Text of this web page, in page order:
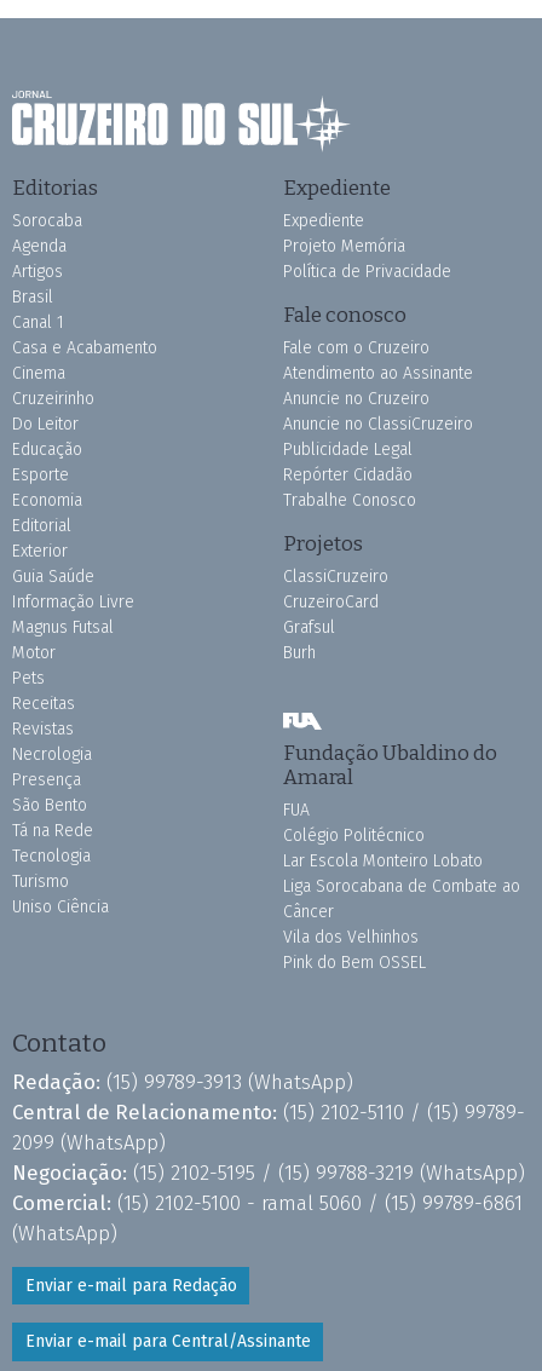
Editorias
Sorocaba
Agenda
Artigos
Brasil
Canal 1
Casa e Acabamento
Cinema
Cruzeirinho
Do Leitor
Educação
Esporte
Economia
Editorial
Exterior
Guia Saúde
Informação Livre
Magnus Futsal
Motor
Pets
Receitas
Revistas
Necrologia
Presença
São Bento
Tá na Rede
Tecnologia
Turismo
Uniso Ciência
Expediente
Expediente
Projeto Memória
Política de Privacidade
Fale conosco
Fale com o Cruzeiro
Atendimento ao Assinante
Anuncie no Cruzeiro
Anuncie no ClassiCruzeiro
Publicidade Legal
Repórter Cidadão
Trabalhe Conosco
Projetos
ClassiCruzeiro
CruzeiroCard
Grafsul
Burh
Fundação Ubaldino do
Amaral
FUA
Colégio Politécnico
Lar Escola Monteiro Lobato
Liga Sorocabana de Combate ao
Câncer
Vila dos Velhinhos
Pink do Bem OSSEL
Contato
Redação: (15) 99789-3913 (WhatsApp)
Central de Relacionamento: (15) 2102-5110 / (15) 99789-
2099 (WhatsApp)
Negociação: (15) 2102-5195 / (15) 99788-3219 (WhatsApp)
Comercial: (15) 2102-5100 - ramal 5060 / (15) 99789-6861
(WhatsApp)
Enviar e-mail para Redação
Enviar e-mail para Central/Assinante